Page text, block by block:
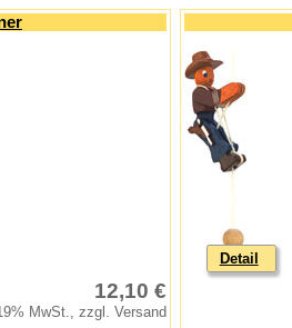
12,10 €
MwSt., zzgl. Versand
Detail